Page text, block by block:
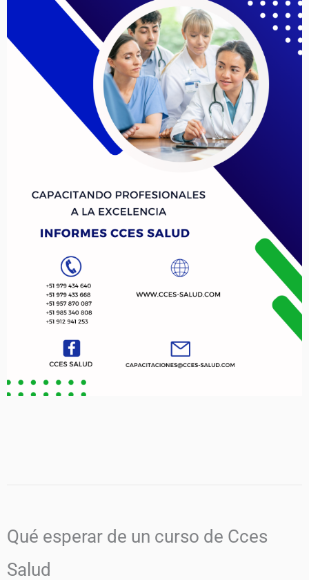
Qué esperar de un curso de Cces
Salud